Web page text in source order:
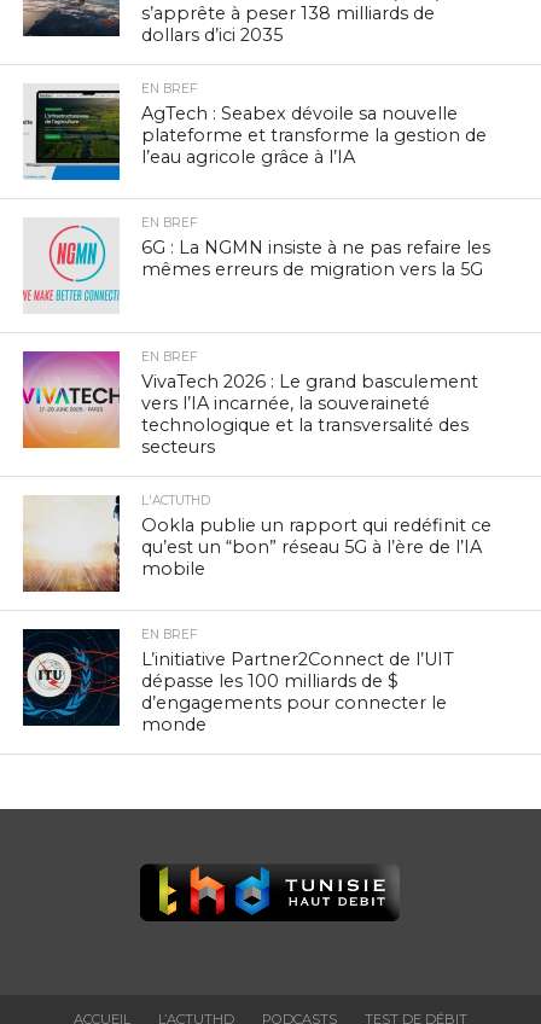
s’apprête à peser 138 milliards de
dollars d’ici 2035
EN BREF
AgTech : Seabex dévoile sa nouvelle
plateforme et transforme la gestion de
l’eau agricole grâce à l’IA
EN BREF
6G : La NGMN insiste à ne pas refaire les
mêmes erreurs de migration vers la 5G
EN BREF
VivaTech 2026 : Le grand basculement
vers l’IA incarnée, la souveraineté
technologique et la transversalité des
secteurs
L'ACTUTHD
Ookla publie un rapport qui redéfinit ce
qu’est un “bon” réseau 5G à l’ère de l’IA
mobile
EN BREF
L’initiative Partner2Connect de l’UIT
dépasse les 100 milliards de $
d’engagements pour connecter le
monde
ACCUEIL L’ACTUTHD PODCASTS TEST DE DÉBIT